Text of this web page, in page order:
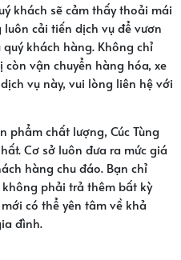
khách sẽ cảm thấy thoải mái
luôn cải tiến dịch vụ để vươn
khách hàng. Không chỉ
vận chuyển hàng hóa, xe
vụ này, vui lòng liên hệ với
phẩm chất lượng, Cúc Tùng
Cơ sở luôn đưa ra mức giá
hàng chu đáo. Bạn chỉ
phải trả thêm bất kỳ
có thể yên tâm về khả
đình.